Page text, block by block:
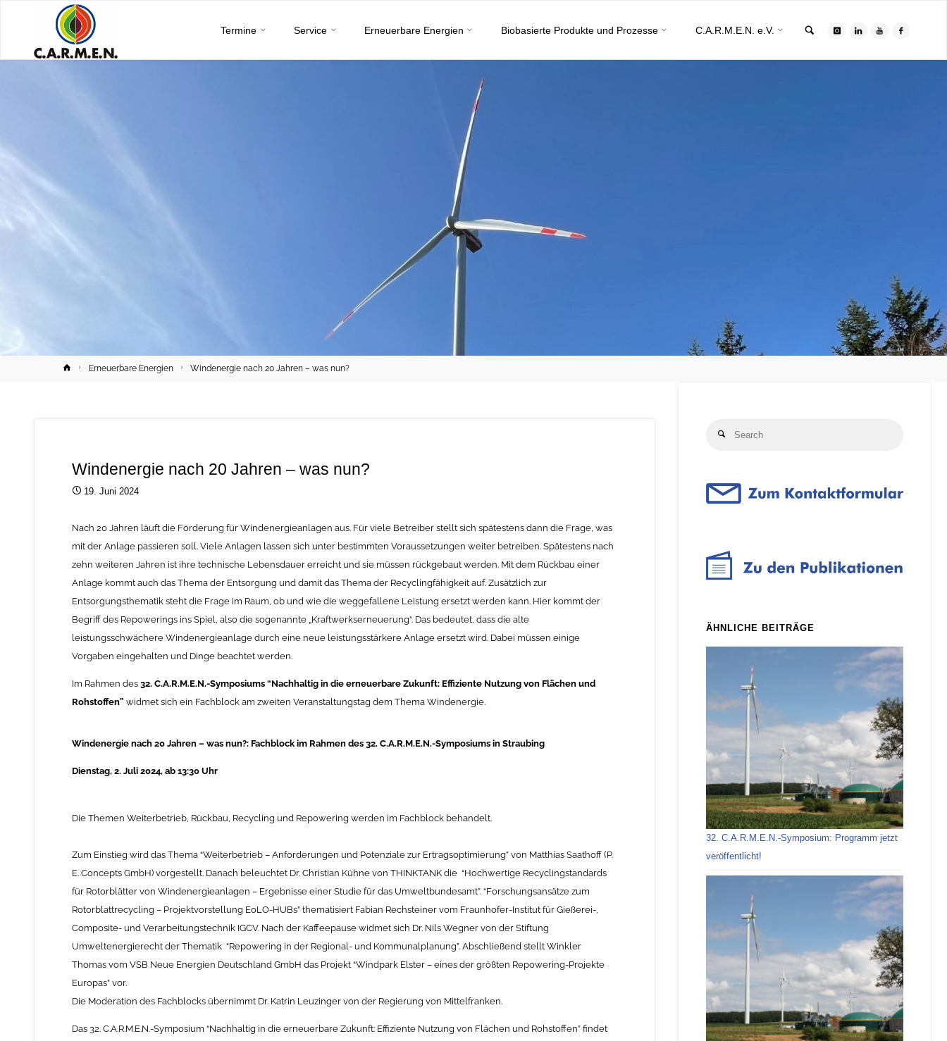
Termine Service Erneuerbare Energien Biobasierte Produkte und Prozesse C.A.R.M.E.N. e.V.
HomeErneuerbare Energien Windenergie nach 20 Jahren – was nun?
Windenergie nach 20 Jahren – was nun?
19. Juni 2024
Nach 20 Jahren läuft die Förderung für Windenergieanlagen aus. Für viele Betreiber stellt sich spätestens dann die Frage, was
mit der Anlage passieren soll. Viele Anlagen lassen sich unter bestimmten Voraussetzungen weiter betreiben. Spätestens nach
zehn weiteren Jahren ist ihre technische Lebensdauer erreicht und sie müssen rückgebaut werden. Mit dem Rückbau einer
Anlage kommt auch das Thema der Entsorgung und damit das Thema der Recyclingfähigkeit auf. Zusätzlich zur
Entsorgungsthematik steht die Frage im Raum, ob und wie die weggefallene Leistung ersetzt werden kann. Hier kommt der
Begriff des Repowerings ins Spiel, also die sogenannte „Kraftwerkserneuerung“. Das bedeutet, dass die alte
leistungsschwächere Windenergieanlage durch eine neue leistungsstärkere Anlage ersetzt wird. Dabei müssen einige
Vorgaben eingehalten und Dinge beachtet werden.
Im Rahmen des 32. C.A.R.M.E.N.-Symposiums “Nachhaltig in die erneuerbare Zukunft: Effiziente Nutzung von Flächen und
Rohstoffen” widmet sich ein Fachblock am zweiten Veranstaltungstag dem Thema Windenergie.
Windenergie nach 20 Jahren – was nun?: Fachblock im Rahmen des 32. C.A.R.M.E.N.-Symposiums in Straubing
Dienstag, 2. Juli 2024, ab 13:30 Uhr
Die Themen Weiterbetrieb, Rückbau, Recycling und Repowering werden im Fachblock behandelt.
Zum Einstieg wird das Thema “Weiterbetrieb – Anforderungen und Potenziale zur Ertragsoptimierung” von Matthias Saathoff (P.
E. Concepts GmbH) vorgestellt. Danach beleuchtet Dr. Christian Kühne von THINKTANK die “Hochwertige Recyclingstandards
für Rotorblätter von Windenergieanlagen – Ergebnisse einer Studie für das Umweltbundesamt”. “Forschungsansätze zum
Rotorblattrecycling – Projektvorstellung EoLO-HUBs” thematisiert Fabian Rechsteiner vom Fraunhofer-Institut für Gießerei-,
Composite- und Verarbeitungstechnik IGCV. Nach der Kaffeepause widmet sich Dr. Nils Wegner von der Stiftung
Umweltenergierecht der Thematik “Repowering in der Regional- und Kommunalplanung”. Abschließend stellt Winkler
Thomas vom VSB Neue Energien Deutschland GmbH das Projekt “Windpark Elster – eines der größten Repowering-Projekte
Europas” vor.
Die Moderation des Fachblocks übernimmt Dr. Katrin Leuzinger von der Regierung von Mittelfranken.
Das 32. C.A.R.M.E.N.-Symposium “Nachhaltig in die erneuerbare Zukunft: Effiziente Nutzung von Flächen und Rohstoffen” findet
Search
ÄHNLICHE BEITRÄGE
32. C.A.R.M.E.N.-Symposium: Programm jetzt
veröffentlicht!